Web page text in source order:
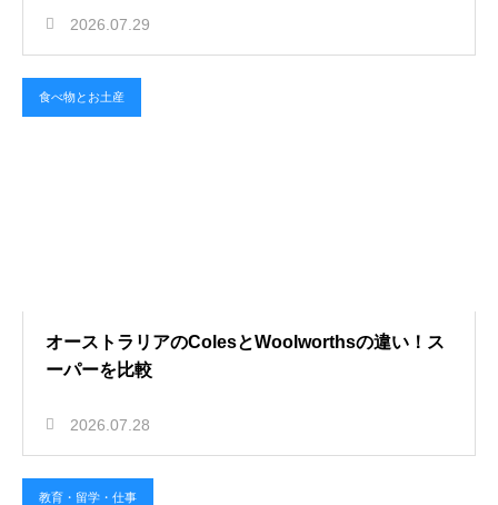
2026.07.29
食べ物とお土産
オーストラリアのColesとWoolworthsの違い！ス
ーパーを比較
2026.07.28
教育・留学・仕事